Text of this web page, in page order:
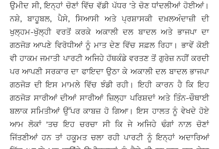
ਉਮੀਦ ਸੀ, ਇਨ੍ਹਾਂ ਚੋਣਾਂ ਵਿੱਚ ਵੱਡੀ ਪੱਧਰ ’ਤੇ ਚੋਣ ਧਾਂਦਲੀਆਂ ਹੋਈਆਂ।
ਨਸ਼ੇ, ਬਾਹੂਬਲ, ਪੈਸੇ, ਸਿਆਸੀ ਅਤੇ ਪ੍ਰਸ਼ਾਸਕੀ ਦਖ਼ਲਅੰਦਾਜ਼ੀ ਦੀ
ਖੁਲ੍ਹਮ-ਖੁੱਲ੍ਹੀ ਵਰਤੋਂ ਕਰਕੇ ਅਕਾਲੀ ਦਲ ਬਾਦਲ ਅਤੇ ਭਾਜਪਾ ਦਾ
ਗਠਜੋੜ ਆਪਣੇ ਵਿਰੋਧੀਆਂ ਨੂੰ ਮਾਤ ਦੇਣ ਵਿੱਚ ਸਫ਼ਲ ਰਿਹਾ। ਭਾਵੇਂ ਕੋਈ
ਵੀ ਹਾਕਮ ਜਮਾਤੀ ਪਾਰਟੀ ਅਜਿਹੇ ਹੱਥਕੰਡੇ ਵਰਤਣ ਤੋਂ ਗੁਰੇਜ਼ ਨਹੀਂ ਕਰਦੀ
ਪਰ ਆਪਣੀ ਸਰਕਾਰ ਦਾ ਫਾਇਦਾ ਉਠਾ ਕੇ ਅਕਾਲੀ ਦਲ ਬਾਦਲ ਭਾਜਪਾ
ਗਠਜੋੜ ਦੀ ਇਸ ਮਾਮਲੇ ਵਿੱਚ ਝੰਡੀ ਰਹੀ। ਇਹੀ ਕਾਰਨ ਹੈ ਕਿ ਇਹ
ਗਠਜੋੜ ਸਾਰੀਆਂ ਦੀਆਂ ਸਾਰੀਆਂ ਜ਼ਿਲ੍ਹਾ ਪਰਿਸ਼ਦਾਂ ਅਤੇ ਤਿੰਨ-ਚੌਥਾਈ
ਬਲਾਕ ਸਮਿਤੀਆਂ ਉੱਪਰ ਕਾਬਜ਼ ਹੋ ਗਿਆ। ਇਸ ਹਾਲਤ ਨੂੰ ਵੇਖਦੇ ਹੋਏ
ਆਮ ਲੋਕਾਂ ’ਤਚ ਇਹ ਚਰਚਾ ਸੀ ਕਿ ਜੇ ਅਜਿਹੇ ਢੰਗਾਂ ਨਾਲ਼ ਚੋਣਾਂ
ਜਿੱਤਣੀਆਂ ਹਨ ਤਾਂ ਹਕੂਮਤ ਚਲਾ ਰਹੀ ਪਾਰਟੀ ਨੂੰ ਇਨ੍ਹਾਂ ਅਦਾਰਿਆਂ